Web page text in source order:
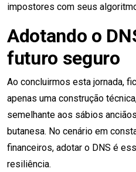
impostores com seus
Adotando o
futuro seguro
Ao concluirmos esta jornada,
apenas uma construção
semelhante aos sábios
butanesa. No cenário em
financeiros, adotar o DNS é
resiliência.